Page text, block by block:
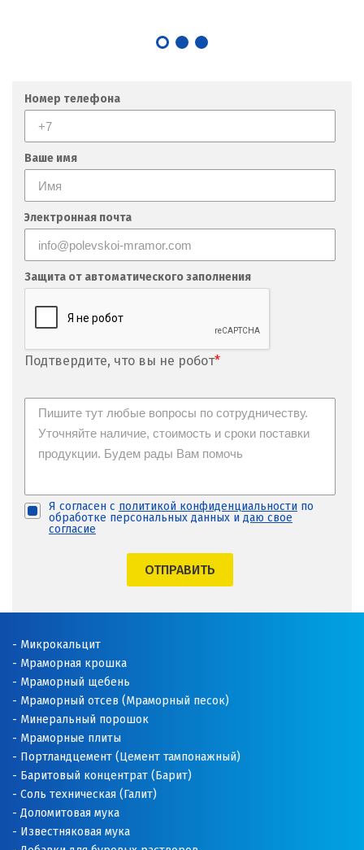
Номер телефона
Ваше имя
Электронная почта
Защита от автоматического заполнения
Подтвердите, что вы не робот*
Я согласен с политикой конфиденциальности по
обработке персональных данных и даю свое
согласие
ОТПРАВИТЬ
Микрокальцит
Мраморная крошка
Мраморный щебень
Мраморный отсев (Мраморный песок)
Минеральный порошок
Мраморные плиты
Портландцемент (Цемент тампонажный)
Баритовый концентрат (Барит)
Соль техническая (Галит)
Доломитовая мука
Известняковая мука